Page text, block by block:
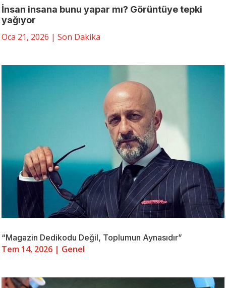
İnsan insana bunu yapar mı? Görüntüye tepki
yağıyor
Oca 21, 2026 | Son Dakika
“Magazin Dedikodu Değil, Toplumun Aynasıdır”
Tem 14, 2026 | Genel